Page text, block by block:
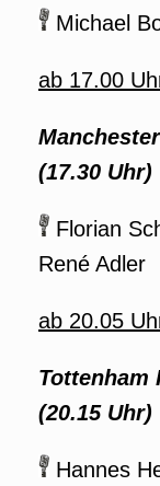
Michael
ab 17.00
(17.30 Uhr)
Florian
René Adler
ab 20.05
Tottenham
(20.15 Uhr)
Hannes